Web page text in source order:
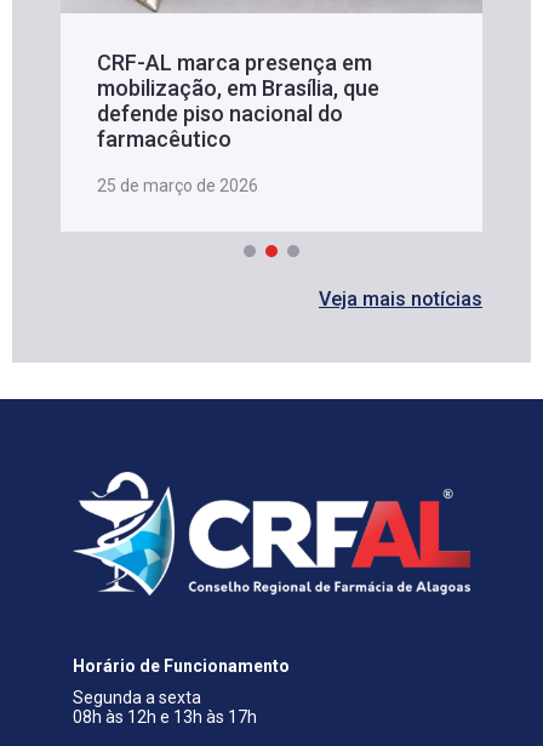
CRF-AL marca presença em
mobilização, em Brasília, que
defende piso nacional do
farmacêutico
25 de março de 2026
Veja mais notícias
Horário de Funcionamento
Segunda a sexta
08h às 12h e 13h às 17h